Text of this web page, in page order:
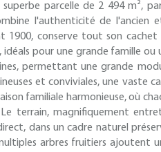
superbe parcelle de 2 494 m²,
l'authenticité de
1900, conserve tout son
idéals pour une grande famille
permettant une grande
et conviviales, une vaste
familiale harmonieuse, où
terrain, magnifiquement
dans un cadre naturel
arbres fruitiers ajoutent